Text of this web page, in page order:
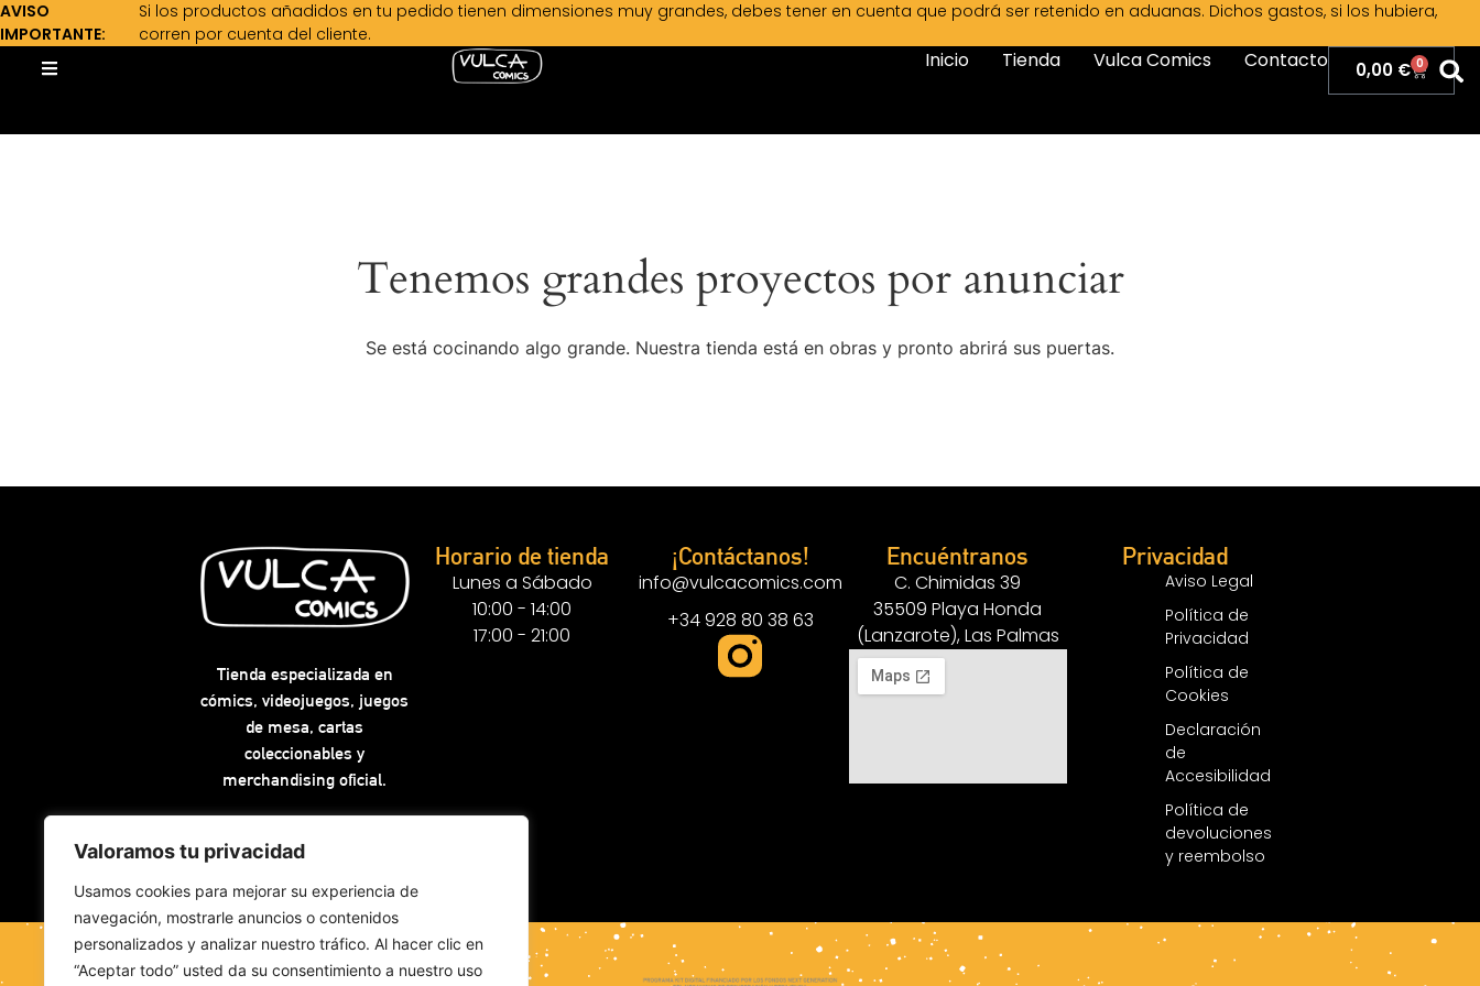
Valoramos tu privacidad
Usamos cookies para mejorar su experiencia de
navegación, mostrarle anuncios o contenidos
personalizados y analizar nuestro tráfico. Al hacer clic en
“Aceptar todo” usted da su consentimiento a nuestro uso
AVISO
IMPORTANTE:
Si los productos añadidos en tu pedido tienen dimensiones muy grandes, debes tener en cuenta que podrá ser retenido en aduanas. Dichos gastos, si los hubiera,
corren por cuenta del cliente.
Inicio Tienda Vulca Comics Contacto 0,00 € 0
Tenemos grandes proyectos por anunciar
Se está cocinando algo grande. Nuestra tienda está en obras y pronto abrirá sus puertas.
Tienda especializada en
cómics, videojuegos, juegos
de mesa, cartas
coleccionables y
merchandising oficial.
Horario de tienda
Lunes a Sábado
10:00 - 14:00
17:00 - 21:00
¡Contáctanos!
info@vulcacomics.com
+34 928 80 38 63
Encuéntranos
C. Chimidas 39
35509 Playa Honda
(Lanzarote), Las Palmas
Privacidad
Aviso Legal
Política de
Privacidad
Política de
Cookies
Declaración
de
Accesibilidad
Política de
devoluciones
y reembolso